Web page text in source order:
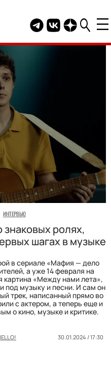
Telegram канал
Группа HELLO
Канал
ИНТЕРВЬЮ
ролях,
шагах в музыке
в сериале «Мафия — дело
а уже 14 февраля на
картина «Между нами лета»,
под музыку и песни. И сам он
трек, написанный прямо во
с актером, а теперь еще и
о кино, музыке и критике.
30.01.2024 / 17:30